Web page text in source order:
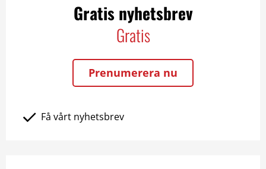
Gratis nyhetsbrev
Gratis
Prenumerera nu
Få vårt nyhetsbrev